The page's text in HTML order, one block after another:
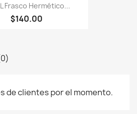
Frasco Hermético...
$140.00
de clientes por el momento.